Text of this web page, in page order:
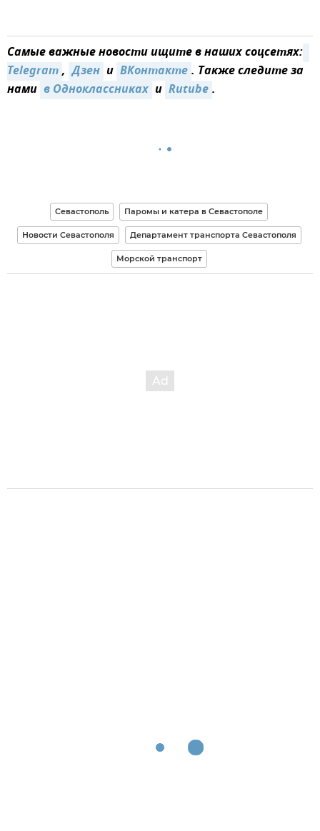
Самые важные новости ищите в наших соцсетях:
Telegram, Дзен и ВКонтакте. Также следите за
нами в Одноклассниках и Rutube.
Севастополь Паромы и катера в Севастополе
Новости Севастополя Департамент транспорта Севастополя
Морской транспорт